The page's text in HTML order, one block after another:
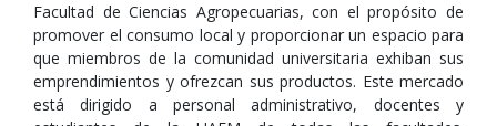
Facultad de Ciencias Agropecuarias, con el propósito de
promover el consumo local y proporcionar un espacio para
que miembros de la comunidad universitaria exhiban sus
emprendimientos y ofrezcan sus productos. Este mercado
está dirigido a personal administrativo, docentes y